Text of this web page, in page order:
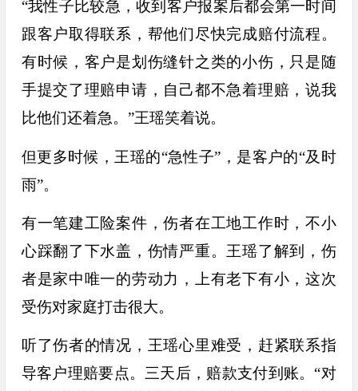
“我性子比较急，收到客户报案后都会第一时间
跟客户取得联系，帮他们尽快完成赔付流程。
有时候，客户是划伤缝针之类的小伤，只是随
手提交了理赔申请，自己都不急着理赔，说我
比他们还着急。”王瑶笑着说。
但更多时候，王瑶的“急性子”，是客户的“及时
雨”。
有一笔建工险案件，伤者在工地工作时，不小
心踩翻了下水盖，伤情严重。王瑶了解到，伤
者是家中唯一的劳动力，上有老下有小，这次
受伤对家庭打击很大。
听了伤者的情况，王瑶心里难受，赶紧联系指
导客户理赔要点。三天后，赔款支付到账。 “对